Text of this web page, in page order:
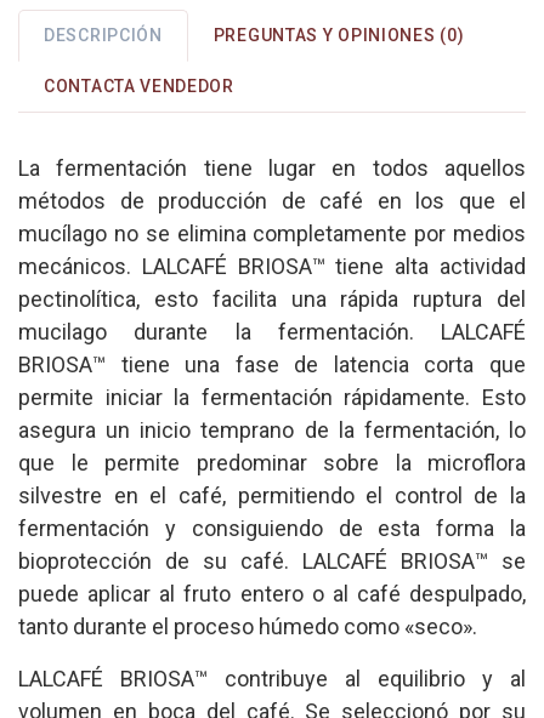
DESCRIPCIÓN PREGUNTAS Y OPINIONES (0)
CONTACTA VENDEDOR
La fermentación tiene lugar en todos aquellos
métodos de producción de café en los que el
mucílago no se elimina completamente por medios
mecánicos. LALCAFÉ BRIOSA™ tiene alta actividad
pectinolítica, esto facilita una rápida ruptura del
mucilago durante la fermentación. LALCAFÉ
BRIOSA™ tiene una fase de latencia corta que
permite iniciar la fermentación rápidamente. Esto
asegura un inicio temprano de la fermentación, lo
que le permite predominar sobre la microflora
silvestre en el café, permitiendo el control de la
fermentación y consiguiendo de esta forma la
bioprotección de su café. LALCAFÉ BRIOSA™ se
puede aplicar al fruto entero o al café despulpado,
tanto durante el proceso húmedo como «seco».
LALCAFÉ BRIOSA™ contribuye al equilibrio y al
volumen en boca del café. Se seleccionó por su